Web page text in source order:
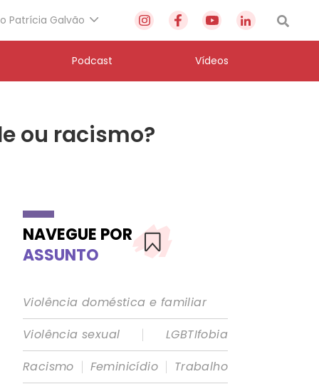
Patrícia Galvão
Podcast Vídeos
ou racismo?
NAVEGUE POR
ASSUNTO
Violência doméstica e familiar
Violência sexual
|
LGBTIfobia
Racismo | Feminicídio | Trabalho